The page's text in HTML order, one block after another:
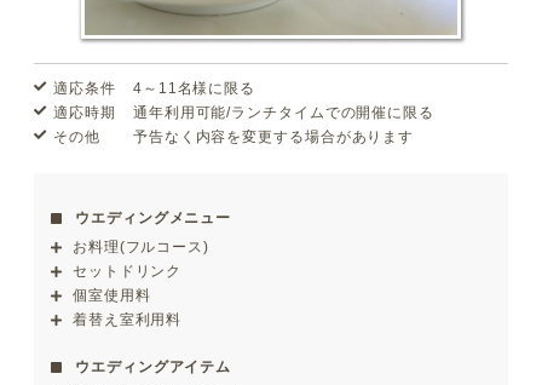
適応条件
4～11名様に限る
適応時期
通年利用可能/ランチタイムでの開催に限る
その他
予告なく内容を変更する場合があります
ウエディングメニュー
お料理(フルコース)
セットドリンク
個室使用料
着替え室利用料
ウエディングアイテム